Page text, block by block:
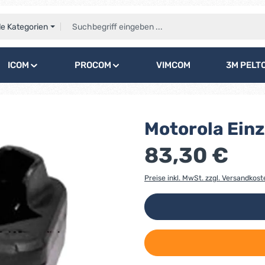
Kategorien
ICOM PROCOM VIMCOM 3M
Motorola
83,30 €
Preise inkl. MwSt. zzgl.